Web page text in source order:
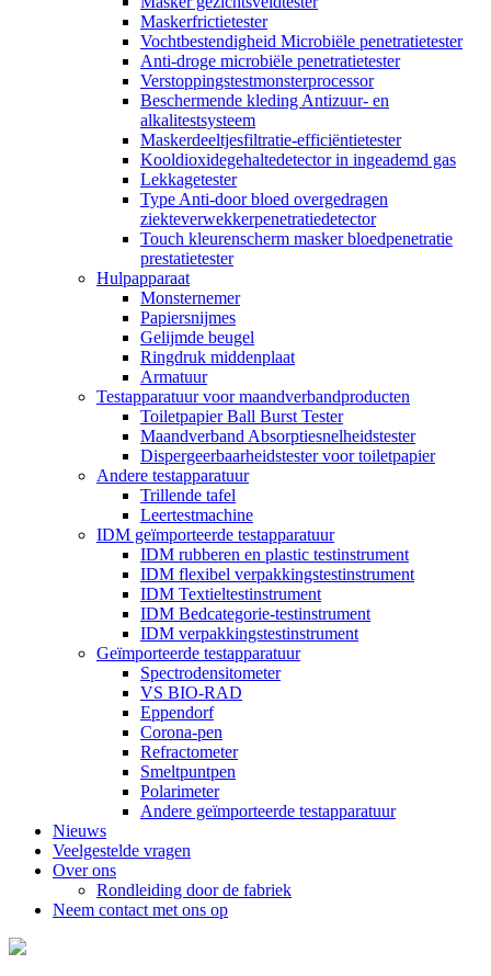
Maskerfrictietester
Vochtbestendigheid Microbiële penetratietester
Anti-droge microbiële penetratietester
Verstoppingstestmonsterprocessor
Beschermende kleding Antizuur- en
alkalitestsysteem
Maskerdeeltjesfiltratie-efficiëntietester
Kooldioxidegehaltedetector in ingeademd gas
Lekkagetester
Type Anti-door bloed overgedragen
ziekteverwekkerpenetratiedetector
Touch kleurenscherm masker bloedpenetratie
prestatietester
Hulpapparaat
Monsternemer
Papiersnijmes
Gelijmde beugel
Ringdruk middenplaat
Armatuur
Testapparatuur voor maandverbandproducten
Toiletpapier Ball Burst Tester
Maandverband Absorptiesnelheidstester
Dispergeerbaarheidstester voor toiletpapier
Andere testapparatuur
Trillende tafel
Leertestmachine
IDM geïmporteerde testapparatuur
IDM rubberen en plastic testinstrument
IDM flexibel verpakkingstestinstrument
IDM Textieltestinstrument
IDM Bedcategorie-testinstrument
IDM verpakkingstestinstrument
Geïmporteerde testapparatuur
Spectrodensitometer
VS BIO-RAD
Eppendorf
Corona-pen
Refractometer
Smeltpuntpen
Polarimeter
Andere geïmporteerde testapparatuur
Nieuws
Veelgestelde vragen
Over ons
Rondleiding door de fabriek
Neem contact met ons op